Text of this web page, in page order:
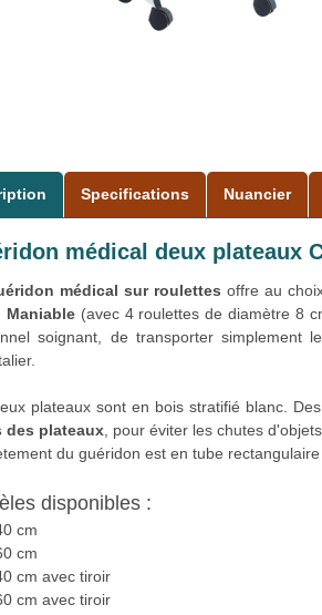
Specifications Nuancier
médical deux plateaux
médical sur roulettes offre au
Maniable(avec 4 roulettes de diamètre 8
soignant, de transporter simplement
plateaux sont en bois stratifié blanc.
des plateaux, pour éviter les chutes
du guéridon est en tube
disponibles :
cm
cm
cm avec tiroir
cm avec tiroir